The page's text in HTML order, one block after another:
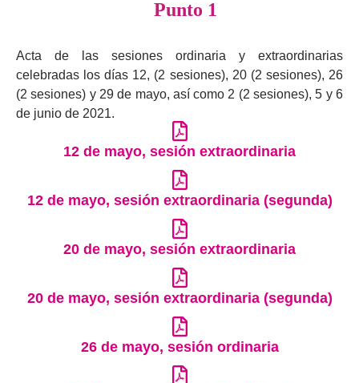
Punto 1
Acta de las sesiones ordinaria y extraordinarias
celebradas los días 12, (2 sesiones), 20 (2 sesiones), 26
(2 sesiones) y 29 de mayo, así como 2 (2 sesiones), 5 y 6
de junio de 2021.
12 de mayo, sesión extraordinaria
12 de mayo, sesión extraordinaria (segunda)
20 de mayo, sesión extraordinaria
20 de mayo, sesión extraordinaria (segunda)
26 de mayo, sesión ordinaria